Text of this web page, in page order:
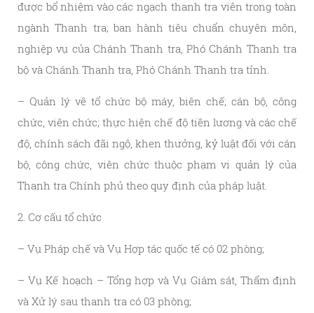
được bổ nhiệm vào các ngạch thanh tra viên trong toàn
ngành Thanh tra; ban hành tiêu chuẩn chuyên môn,
nghiệp vụ của Chánh Thanh tra, Phó Chánh Thanh tra
bộ và Chánh Thanh tra, Phó Chánh Thanh tra tỉnh.
– Quản lý về tổ chức bộ máy, biên chế; cán bộ, công
chức, viên chức; thực hiện chế độ tiền lương và các chế
độ, chính sách đãi ngộ, khen thưởng, kỷ luật đối với cán
bộ, công chức, viên chức thuộc phạm vi quản lý của
Thanh tra Chính phủ theo quy định của pháp luật.
2. Cơ cấu tổ chức
– Vụ Pháp chế và Vụ Hợp tác quốc tế có 02 phòng;
– Vụ Kế hoạch – Tổng hợp và Vụ Giám sát, Thẩm định
và Xử lý sau thanh tra có 03 phòng;